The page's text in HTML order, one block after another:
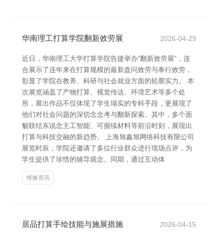
华南理工打算学院翻新效劳展 2026-04-29
近日，华南理工大学打算学院告捷举办“翻新效劳展”，连
合展示了连年来在打算规模的最新盘问效劳与奉行效劳，
彰显了学院在教养、科研与社会就业方面的轮廓实力。 本
次展览涵盖了产物打算、视觉传达、环境艺术等多个处
所，展出作品不仅体现了学生塌实的专科手段，更展现了
他们对社会问题的深切念念考与翻新探索。其中，多个面
貌联结东说念主工智能、可握续材料等前沿时刻，展现出
打算与科技交融的新趋势。 上海旭鑫旭网络科技有限公司
展览时辰，学院还邀请了多位行业群众进行现场点评，为
学生提供了珍惜的辅导观念。同期，通过互动体
维修资讯
居品打算手绘技能与施展措施 2026-04-15